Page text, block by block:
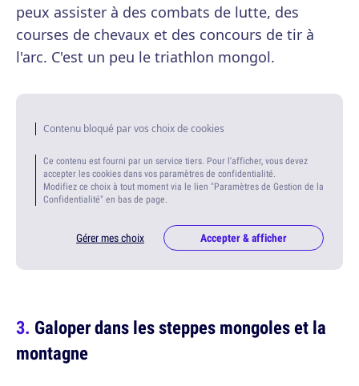
peux assister à des combats de lutte, des
courses de chevaux et des concours de tir à
l'arc. C'est un peu le triathlon mongol.
Contenu bloqué par vos choix de cookies
Ce contenu est fourni par un service tiers. Pour l'afficher, vous devez
accepter les cookies dans vos paramètres de confidentialité.
Modifiez ce choix à tout moment via le lien "Paramètres de Gestion de la
Confidentialité" en bas de page.
Gérer mes choix Accepter & afficher
Galoper dans les steppes mongoles et la
montagne